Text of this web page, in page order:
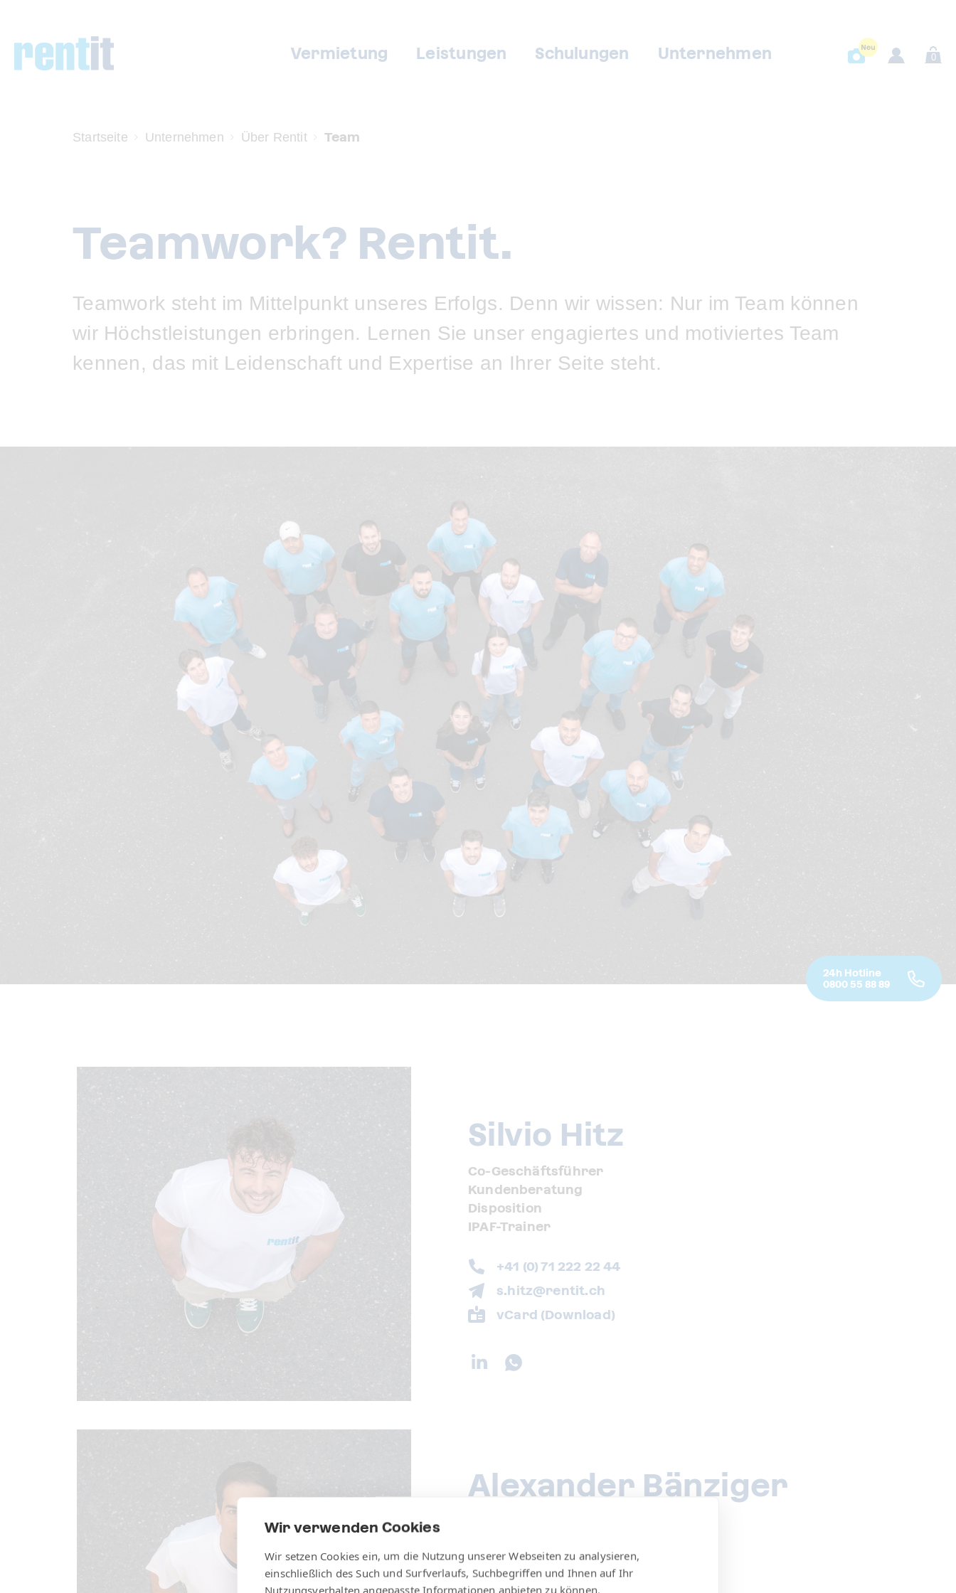
Wir verwenden Cookies
Wir setzen Cookies ein, um die Nutzung unserer Webseiten zu analysieren,
einschließlich des Such und Surfverlaufs, Suchbegriffen und Ihnen auf Ihr
Nutzungsverhalten angepasste Informationen anbieten zu können.
Vermietung Leistungen Schulungen Unternehmen 0
Startseite Unternehmen Über Rentit Team
Teamwork? Rentit.
Teamwork steht im Mittelpunkt unseres Erfolgs. Denn wir wissen: Nur im Team können
wir Höchstleistungen erbringen. Lernen Sie unser engagiertes und motiviertes Team
kennen, das mit Leidenschaft und Expertise an Ihrer Seite steht.
Silvio Hitz
Co-Geschäftsführer
Kundenberatung
Disposition
IPAF-Trainer
+41 (0) 71 222 22 44
s.hitz@rentit.ch
vCard (Download)
Alexander Bänziger
Verkauf
Operations
24h Hotline
0800 55 88 89